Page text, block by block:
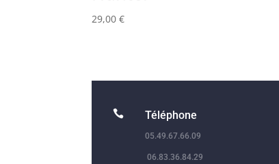
29,00€
 Téléphone
05.49.67.66.09
06.83.36.84.29